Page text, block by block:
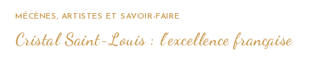
MÉCÈNES, ARTISTES ET SAVOIR-FAIRE
Cristal Saint-Louis : l’excellence française